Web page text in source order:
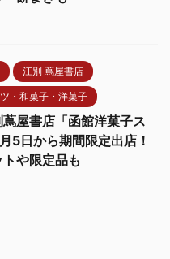
江別 蔦屋書店
・和菓子・洋菓子
蔦屋書店「函館洋菓子ス
5日から期間限定出店！
や限定品も